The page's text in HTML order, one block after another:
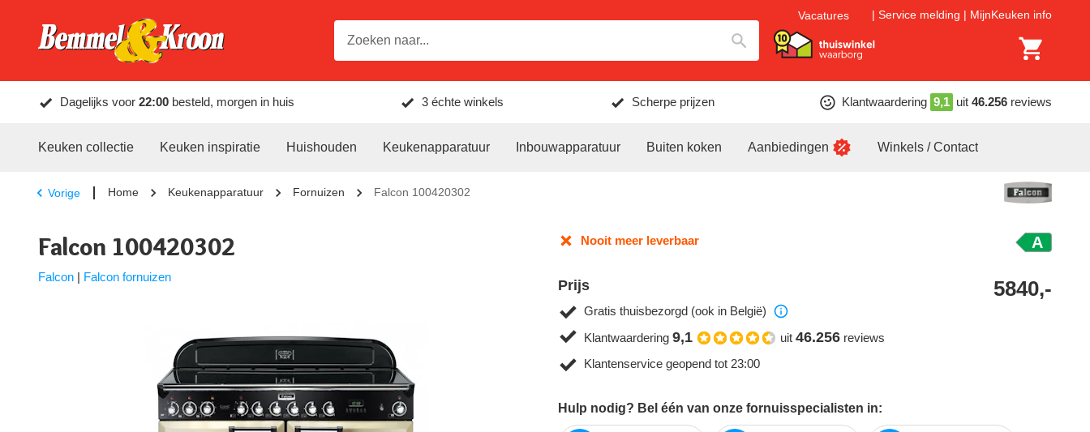
Vacatures Service melding MijnKeuken info
Dagelijks voor 22:00 besteld, morgen in huis 3 échte winkels Scherpe prijzen Klantwaardering 9,1 uit 46.256 reviews
Keuken collectie Keuken inspiratie Huishouden Keukenapparatuur Inbouwapparatuur Buiten koken Aanbiedingen Winkels / Contact
Vorige Home Keukenapparatuur Fornuizen Falcon 100420302
Falcon 100420302
Falcon | Falcon fornuizen
Nooit meer leverbaar A
Prijs 5840,-
Gratis thuisbezorgd (ook in België)
Klantwaardering 9,1 uit 46.256 reviews
Klantenservice geopend tot 23:00
Hulp nodig? Bel één van onze fornuisspecialisten in: